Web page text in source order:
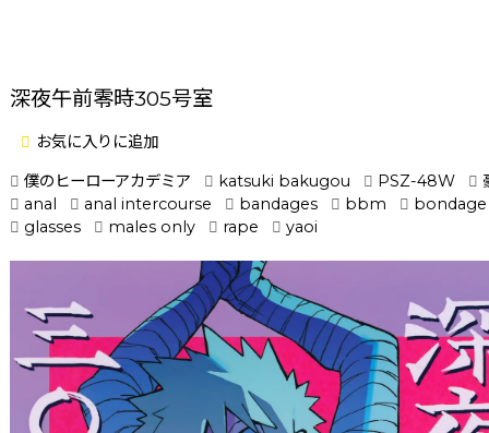
深夜午前零時305号室
お気に入りに追加
僕のヒーローアカデミア
katsuki bakugou PSZ-48W
anal
anal intercourse bandages bbm
bondage
glasses
males only rape yaoi